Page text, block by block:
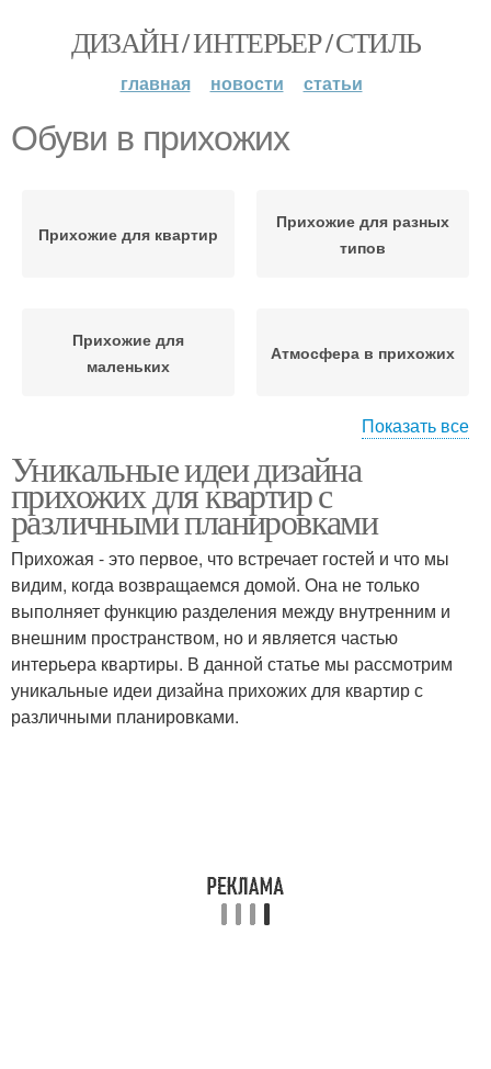
ДИЗАЙН / ИНТЕРЬЕР / СТИЛЬ
главная новости статьи
Обуви в прихожих
Прихожие для квартир
Прихожие для разных
типов
Прихожие для
маленьких
Атмосфера в прихожих
современном стиле
Освещения в прихожих
Прихожие в квартирах
Показать все
Уникальные идеи дизайна
прихожих для квартир с
различными планировками
Прихожая - это первое, что встречает гостей и что мы
видим, когда возвращаемся домой. Она не только
выполняет функцию разделения между внутренним и
внешним пространством, но и является частью
интерьера квартиры. В данной статье мы рассмотрим
уникальные идеи дизайна прихожих для квартир с
различными планировками.